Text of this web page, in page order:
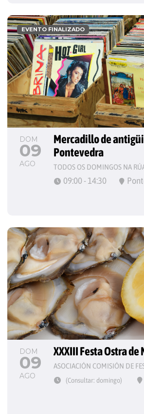
DOM
09
AGO
Mercadillo de
Pontevedra
TODOS OS DOMINGOS NA
09:00 - 14:30
EVENTO FINALIZADO
DOM
09
AGO
XXXIII Festa Ostra
(Consultar: domingo)